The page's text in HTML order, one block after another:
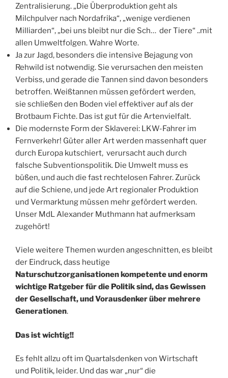
Zentralisierung. „Die Überproduktion geht als
Milchpulver nach Nordafrika“, „wenige verdienen
Milliarden“, „bei uns bleibt nur die Sch… der Tiere“ ..mit
allen Umweltfolgen. Wahre Worte.
Ja zur Jagd, besonders die intensive Bejagung von
Rehwild ist notwendig. Sie verursachen den meisten
Verbiss, und gerade die Tannen sind davon besonders
betroffen. Weißtannen müssen gefördert werden,
sie schließen den Boden viel effektiver auf als der
Brotbaum Fichte. Das ist gut für die Artenvielfalt.
Die modernste Form der Sklaverei: LKW-Fahrer im
Fernverkehr! Güter aller Art werden massenhaft quer
durch Europa kutschiert, verursacht auch durch
falsche Subventionspolitik. Die Umwelt muss es
büßen, und auch die fast rechtelosen Fahrer. Zurück
auf die Schiene, und jede Art regionaler Produktion
und Vermarktung müssen mehr gefördert werden.
Unser MdL Alexander Muthmann hat aufmerksam
zugehört!
Viele weitere Themen wurden angeschnitten, es bleibt
der Eindruck, dass heutige
Naturschutzorganisationen kompetente und enorm
wichtige Ratgeber für die Politik sind, das Gewissen
der Gesellschaft, und Vorausdenker über mehrere
Generationen.
Das ist wichtig!!
Es fehlt allzu oft im Quartalsdenken von Wirtschaft
und Politik, leider. Und das war „nur“ die